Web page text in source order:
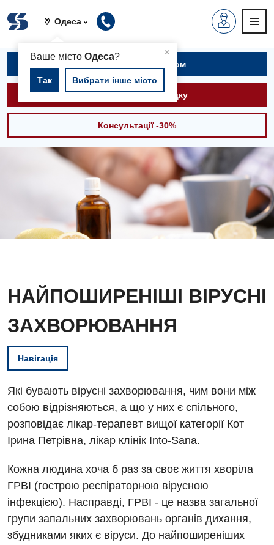
Одеса
×
Ваше містоОдеса?
Так Вибрати інше місто
Записатися на прийом
Викликати швидку
Консультації -30%
НАЙПОШИРЕНІШІ ВІРУСНІ
ЗАХВОРЮВАННЯ
Навігація
Які бувають вірусні захворювання, чим вони між
собою відрізняються, а що у них є спільного,
розповідає лікар-терапевт вищої категорії Кот
Ірина Петрівна, лікар клінік Into-Sana.
Кожна людина хоча б раз за своє життя хворіла
ГРВІ (гострою респіраторною вірусною
інфекцією). Насправді, ГРВІ - це назва загальної
групи запальних захворювань органів дихання,
збудниками яких є віруси. До найпоширеніших